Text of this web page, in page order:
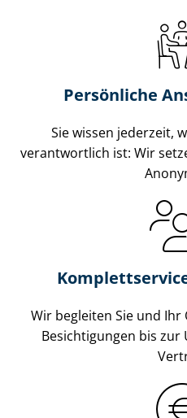
Persönliche
Sie wissen jederzeit,
verantwortlich ist: Wir
Wir begleiten Sie und Ihr
Besichtigungen bis